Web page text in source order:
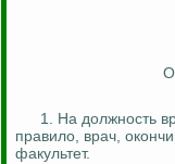
1. На должность
правило, врач,
факультет.